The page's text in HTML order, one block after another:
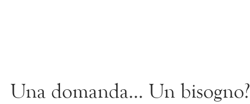
Una domanda... Un bisogno?